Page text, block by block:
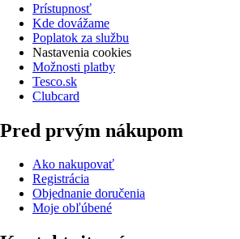
Prístupnosť
Kde dovážame
Poplatok za službu
Nastavenia cookies
Možnosti platby
Tesco.sk
Clubcard
Pred prvým nákupom
Ako nakupovať
Registrácia
Objednanie doručenia
Moje obľúbené